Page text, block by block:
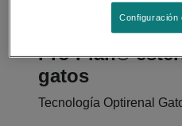
Pro Plan®
gatos
Tecnología Optirenal
Configuración